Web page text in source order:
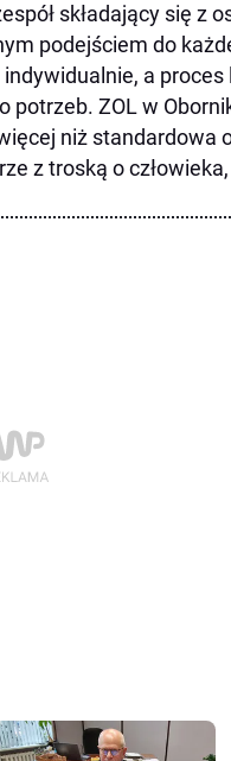
składający się z
podejściem do
a
potrzeb. ZOL w
niż standardowa
z troską o